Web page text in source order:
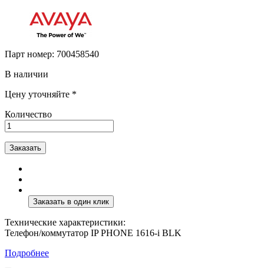
Парт номер: 700458540
В наличии
Цену уточняйте *
Количество
Заказать
Технические характеристики:
Телефон/коммутатор IP PHONE 1616-i BLK
Подробнее